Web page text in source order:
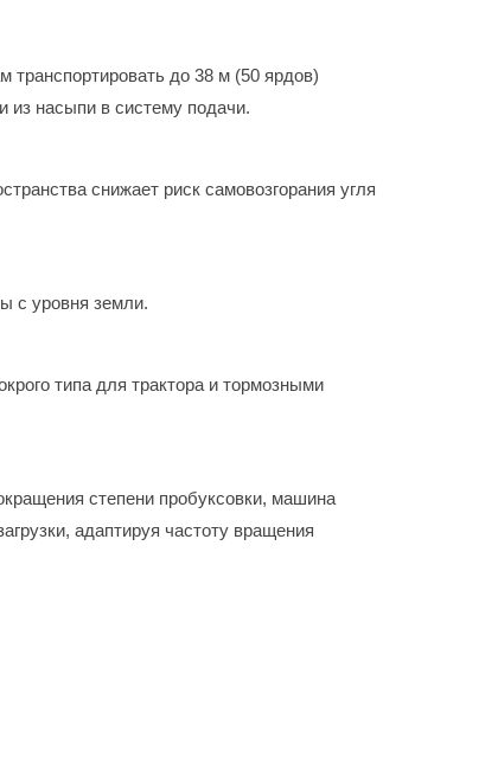
до 38 м (50 ярдов)
из насыпи в систему подачи.
снижает риск самовозгорания угля
с уровня земли.
типа для трактора и тормозными
степени пробуксовки, машина
адаптируя частоту вращения